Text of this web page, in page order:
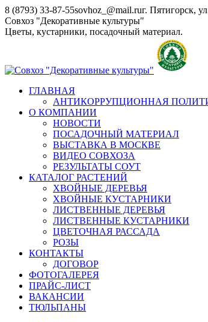
Перейти
к
содержанию
8 (8793) 33-87-55sovhoz_@mail.ruг. Пятигорск,
Совхоз "Декоративные культуры"
Цветы, кустарники, посадочный материал.
ГЛАВНАЯ
АНТИКОРРУПЦИОННАЯ
О КОМПАНИИ
НОВОСТИ
ПОСАДОЧНЫЙ МАТЕРИАЛ
ВЫСТАВКА В МОСКВЕ
ВИДЕО СОВХОЗА
РЕЗУЛЬТАТЫ СОУТ
КАТАЛОГ РАСТЕНИЙ
ХВОЙНЫЕ ДЕРЕВЬЯ
ХВОЙНЫЕ КУСТАРНИКИ
ЛИСТВЕННЫЕ ДЕРЕВЬЯ
ЛИСТВЕННЫЕ КУСТАРНИКИ
ЦВЕТОЧНАЯ РАССАДА
РОЗЫ
КОНТАКТЫ
ДОГОВОР
ФОТОГАЛЕРЕЯ
ПРАЙС-ЛИСТ
ВАКАНСИИ
ТЮЛЬПАНЫ